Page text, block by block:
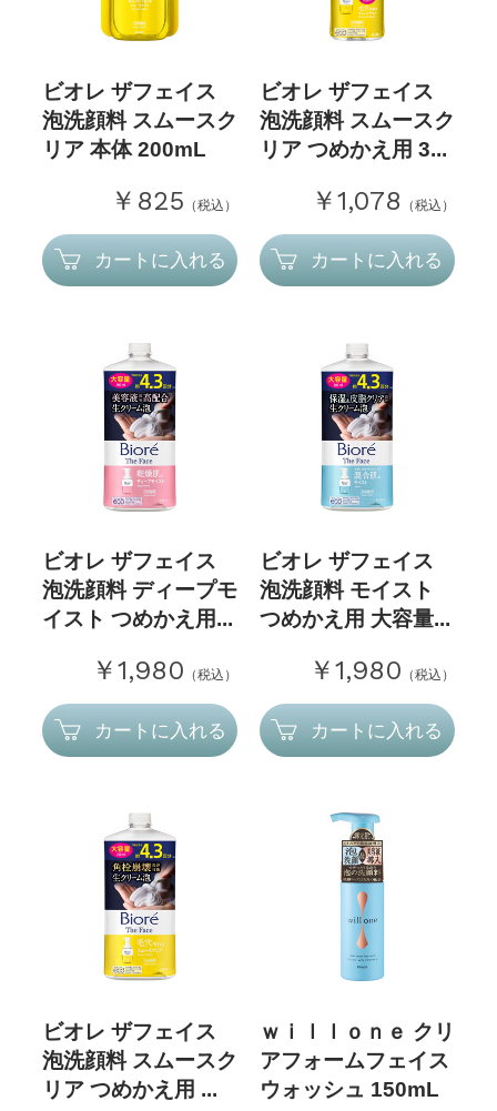
ビオレ ザフェイス
泡洗顔料 スムースク
リア 本体 200mL
￥825 （税込）
カートに入れる
ビオレ ザフェイス
泡洗顔料 スムースク
リア つめかえ用 3...
￥1,078 （税込）
カートに入れる
ビオレ ザフェイス
泡洗顔料 ディープモ
イスト つめかえ用...
￥1,980 （税込）
カートに入れる
ビオレ ザフェイス
泡洗顔料 モイスト
つめかえ用 大容量...
￥1,980 （税込）
カートに入れる
ビオレ ザフェイス
泡洗顔料 スムースク
リア つめかえ用 ...
ｗｉｌｌｏｎｅ クリ
アフォームフェイス
ウォッシュ 150mL